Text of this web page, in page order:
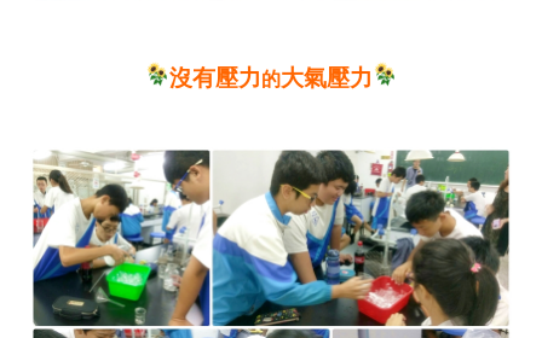
沒有壓力的大氣壓力